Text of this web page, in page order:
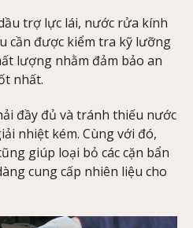
trợ lực lái, nước rửa kính
cần được kiểm tra kỹ lưỡng
lượng nhằm đảm bảo an
nhất.
đầy đủ và tránh thiếu nước
nhiệt kém. Cùng với đó,
giúp loại bỏ các cặn bẩn
cung cấp nhiên liệu cho